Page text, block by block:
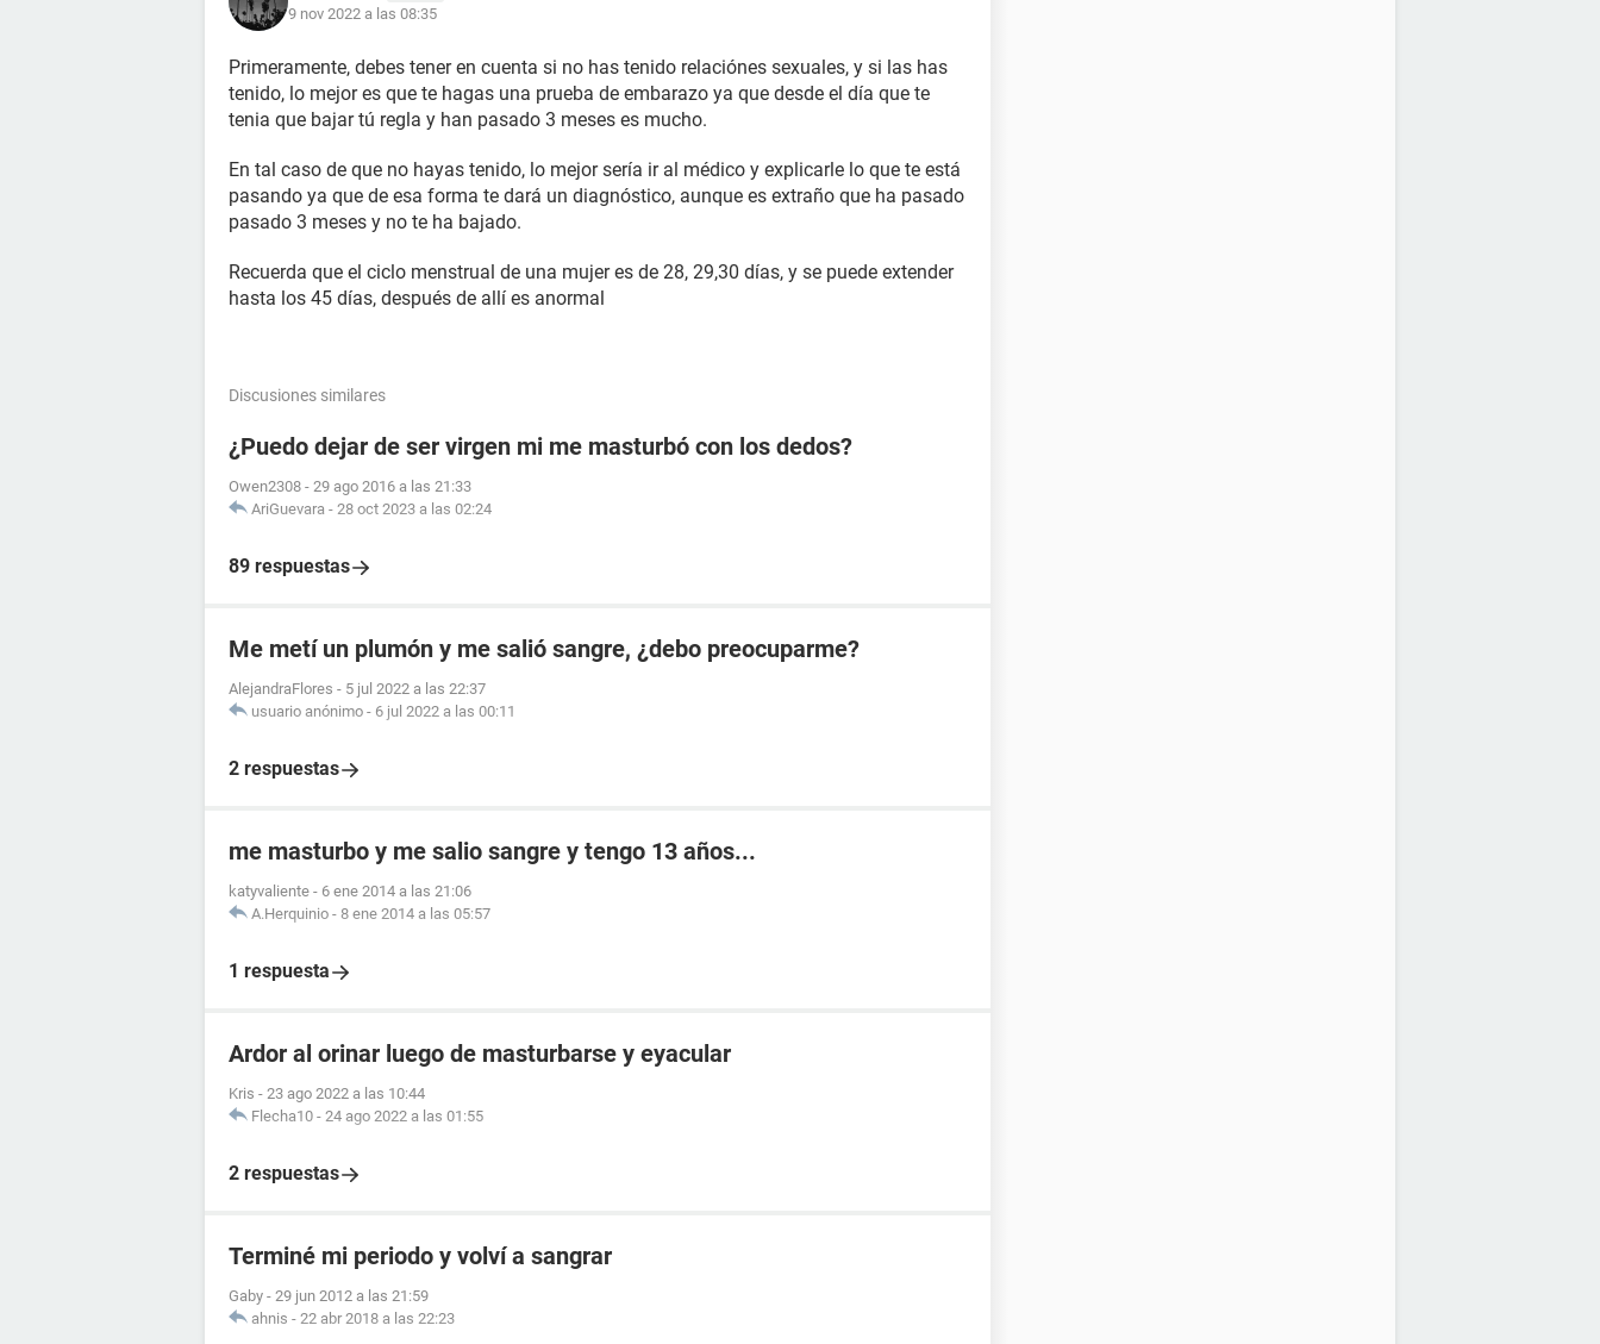
9 nov 2022 a las 08:35
Primeramente, debes tener en cuenta si no has tenido relaciónes sexuales, y si las has
tenido, lo mejor es que te hagas una prueba de embarazo ya que desde el día que te
tenia que bajar tú regla y han pasado 3 meses es mucho.
En tal caso de que no hayas tenido, lo mejor sería ir al médico y explicarle lo que te está
pasando ya que de esa forma te dará un diagnóstico, aunque es extraño que ha pasado
pasado 3 meses y no te ha bajado.
Recuerda que el ciclo menstrual de una mujer es de 28, 29,30 días, y se puede extender
hasta los 45 días, después de allí es anormal
Discusiones similares
¿Puedo dejar de ser virgen mi me masturbó con los dedos?
Owen2308 - 29 ago 2016 a las 21:33
AriGuevara - 28 oct 2023 a las 02:24
89 respuestas
Me metí un plumón y me salió sangre, ¿debo preocuparme?
AlejandraFlores - 5 jul 2022 a las 22:37
usuario anónimo - 6 jul 2022 a las 00:11
2 respuestas
me masturbo y me salio sangre y tengo 13 años...
katyvaliente - 6 ene 2014 a las 21:06
A.Herquinio - 8 ene 2014 a las 05:57
1 respuesta
Ardor al orinar luego de masturbarse y eyacular
Kris - 23 ago 2022 a las 10:44
Flecha10 - 24 ago 2022 a las 01:55
2 respuestas
Terminé mi periodo y volví a sangrar
Gaby - 29 jun 2012 a las 21:59
ahnis - 22 abr 2018 a las 22:23